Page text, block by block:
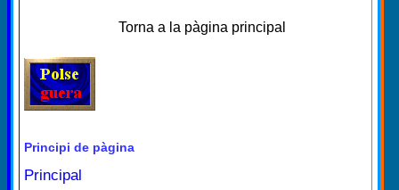
Torna a la pàgina principal
Principi de pàgina
Principal